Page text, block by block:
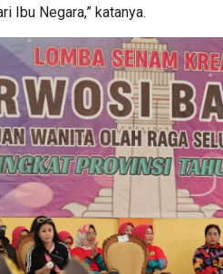
Ibu Negara,” katanya.